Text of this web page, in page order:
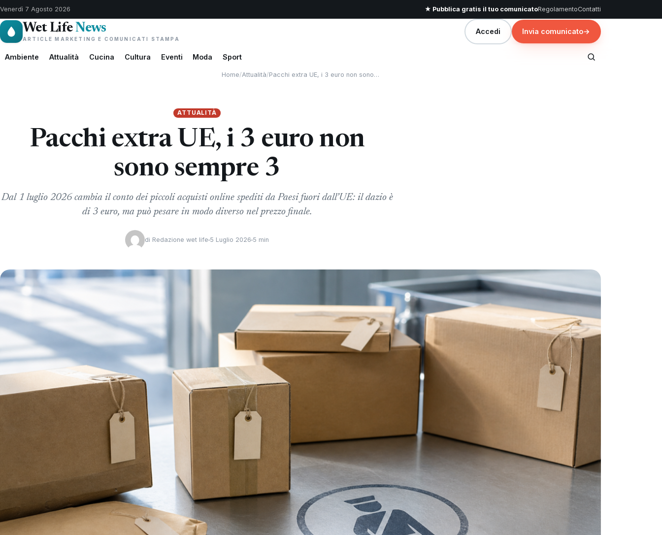
Venerdì 7 Agosto 2026 ★ Pubblica gratis il tuo comunicatoRegolamentoContatti
Wet LifeNews
ARTICLE MARKETING E COMUNICATI STAMPA
Accedi Invia comunicato→
Ambiente Attualità Cucina Cultura Eventi Moda Sport
Home/Attualità/Pacchi extra UE, i 3 euro non sono…
ATTUALITÀ
Pacchi extra UE, i 3 euro non
sono sempre 3
Dal 1 luglio 2026 cambia il conto dei piccoli acquisti online spediti da Paesi fuori dall’UE: il dazio è
di 3 euro, ma può pesare in modo diverso nel prezzo finale.
di Redazione wet life 5 Luglio 2026 5 min